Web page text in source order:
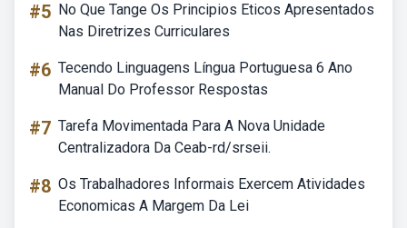
#5 No Que Tange Os Principios Eticos Apresentados
Nas Diretrizes Curriculares
#6 Tecendo Linguagens Língua Portuguesa 6 Ano
Manual Do Professor Respostas
#7 Tarefa Movimentada Para A Nova Unidade
Centralizadora Da Ceab-rd/srseii.
#8 Os Trabalhadores Informais Exercem Atividades
Economicas A Margem Da Lei